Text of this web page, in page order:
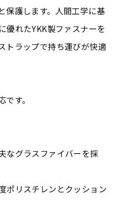
保護します。人間工学に基
優れたYKK製ファスナーを
トラップで持ち運びが快適
す。
なグラスファイバーを採
ポリスチレンとクッション